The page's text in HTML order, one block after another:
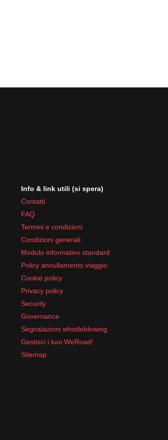
Info & link utili (si spera)
Contatti
FAQ
Termini e condizioni
Condizioni generali
Modulo informativo standard
Policy annullamento viaggio
Cookie policy
Privacy policy
Security
Governance
Segnalazioni whistleblowing
Gestisci i tuoi WeRoad!
Sitemap